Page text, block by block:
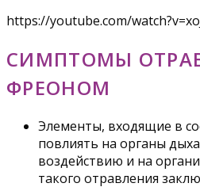
https://youtube.com/
СИМПТОМЫ
ФРЕОНОМ
Элементы, входящие в
повлиять на органы
воздействию и на
такого отравления